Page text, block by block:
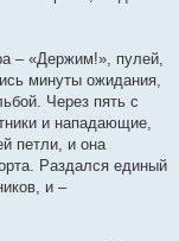
– «Держим!», пулей,
минуты ожидания,
Через пять с
и нападающие,
петли, и она
Раздался единый
и –